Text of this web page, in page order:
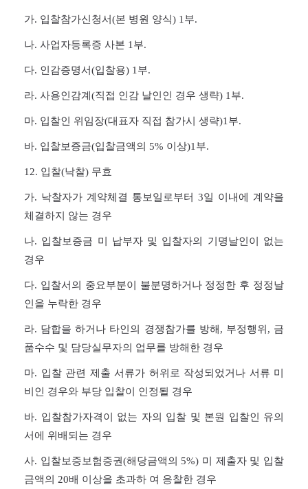
가. 입찰참가신청서(본 병원 양식) 1 부.
나. 사업자등록증 사본 1 부.
다. 인감증명서(입찰용) 1 부.
라. 사용인감계(직접 인감 날인인 경우 생략) 1 부.
마. 입찰인 위임장(대표자 직접 참가시 생략)1 부.
바. 입찰보증금(입찰금액의 5% 이상)1 부.
12. 입찰(낙찰) 무효
가. 낙찰자가 계약체결 통보일로부터 3일 이내에 계약을
체결하지 않는 경우
나. 입찰보증금 미 납부자 및 입찰자의 기명날인이 없는
경우
다. 입찰서의 중요부분이 불분명하거나 정정한 후 정정날
인을 누락한 경우
라. 담합을 하거나 타인의 경쟁참가를 방해, 부정행위, 금
품수수 및 담당실무자의 업무를 방해한 경우
마. 입찰 관련 제출 서류가 허위로 작성되었거나 서류 미
비인 경우와 부당 입찰이 인정될 경우
바. 입찰참가자격이 없는 자의 입찰 및 본원 입찰인 유의
서에 위배되는 경우
사. 입찰보증보험증권(해당금액의 5%) 미 제출자 및 입찰
금액의 20배 이상을 초과하 여 응찰한 경우